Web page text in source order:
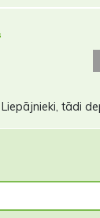
tādi